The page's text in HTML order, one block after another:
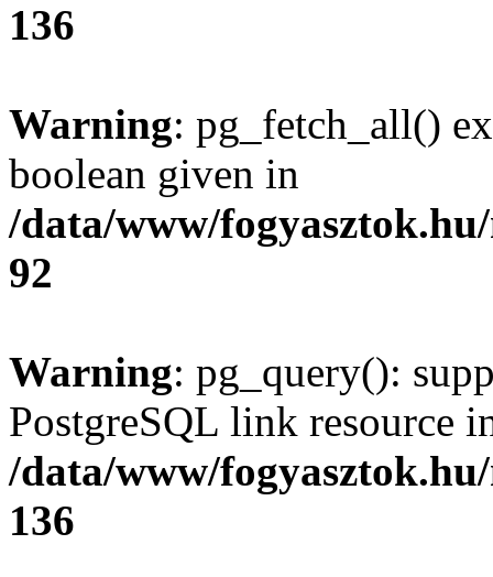
136
Warning: pg_fetch_all()
boolean given in
/data/www/
92
Warning: pg_query():
PostgreSQL link resource
/data/www/
136